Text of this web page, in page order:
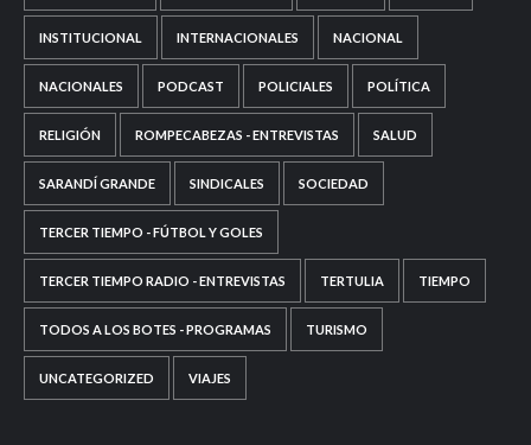
INSTITUCIONAL INTERNACIONALES NACIONAL
NACIONALES PODCAST POLICIALES POLÍTICA
RELIGIÓN ROMPECABEZAS - ENTREVISTAS SALUD
SARANDÍ GRANDE SINDICALES SOCIEDAD
TERCER TIEMPO - FÚTBOL Y GOLES
TERCER TIEMPO RADIO - ENTREVISTAS TERTULIA TIEMPO
TODOS A LOS BOTES - PROGRAMAS TURISMO
UNCATEGORIZED VIAJES